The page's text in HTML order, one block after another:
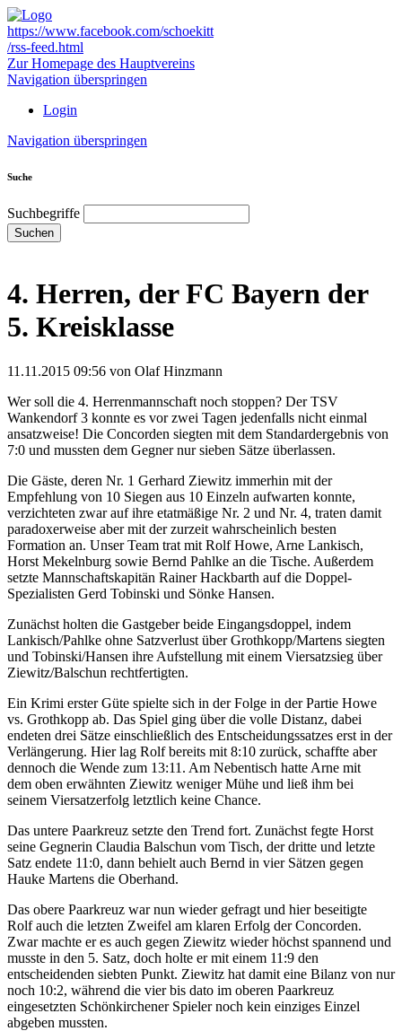
https://www.facebook.com/schoekitt
/rss-feed.html
Zur Homepage des Hauptvereins
Navigation überspringen
Login
Navigation überspringen
Suche
Suchbegriffe
Suchen
4. Herren, der FC Bayern der
5. Kreisklasse
11.11.2015 09:56 von Olaf Hinzmann
Wer soll die 4. Herrenmannschaft noch stoppen? Der TSV
Wankendorf 3 konnte es vor zwei Tagen jedenfalls nicht einmal
ansatzweise! Die Concorden siegten mit dem Standardergebnis von
7:0 und mussten dem Gegner nur sieben Sätze überlassen.
Die Gäste, deren Nr. 1 Gerhard Ziewitz immerhin mit der
Empfehlung von 10 Siegen aus 10 Einzeln aufwarten konnte,
verzichteten zwar auf ihre etatmäßige Nr. 2 und Nr. 4, traten damit
paradoxerweise aber mit der zurzeit wahrscheinlich besten
Formation an. Unser Team trat mit Rolf Howe, Arne Lankisch,
Horst Mekelnburg sowie Bernd Pahlke an die Tische. Außerdem
setzte Mannschaftskapitän Rainer Hackbarth auf die Doppel-
Spezialisten Gerd Tobinski und Sönke Hansen.
Zunächst holten die Gastgeber beide Eingangsdoppel, indem
Lankisch/Pahlke ohne Satzverlust über Grothkopp/Martens siegten
und Tobinski/Hansen ihre Aufstellung mit einem Viersatzsieg über
Ziewitz/Balschun rechtfertigten.
Ein Krimi erster Güte spielte sich in der Folge in der Partie Howe
vs. Grothkopp ab. Das Spiel ging über die volle Distanz, dabei
endeten drei Sätze einschließlich des Entscheidungssatzes erst in der
Verlängerung. Hier lag Rolf bereits mit 8:10 zurück, schaffte aber
dennoch die Wende zum 13:11. Am Nebentisch hatte Arne mit
dem oben erwähnten Ziewitz weniger Mühe und ließ ihm bei
seinem Viersatzerfolg letztlich keine Chance.
Das untere Paarkreuz setzte den Trend fort. Zunächst fegte Horst
seine Gegnerin Claudia Balschun vom Tisch, der dritte und letzte
Satz endete 11:0, dann behielt auch Bernd in vier Sätzen gegen
Hauke Martens die Oberhand.
Das obere Paarkreuz war nun wieder gefragt und hier beseitigte
Rolf auch die letzten Zweifel am klaren Erfolg der Concorden.
Zwar machte er es auch gegen Ziewitz wieder höchst spannend und
musste in den 5. Satz, doch holte er mit einem 11:9 den
entscheidenden siebten Punkt. Ziewitz hat damit eine Bilanz von nur
noch 10:2, während die vier bis dato im oberen Paarkreuz
eingesetzten Schönkirchener Spieler noch kein einziges Einzel
abgeben mussten.